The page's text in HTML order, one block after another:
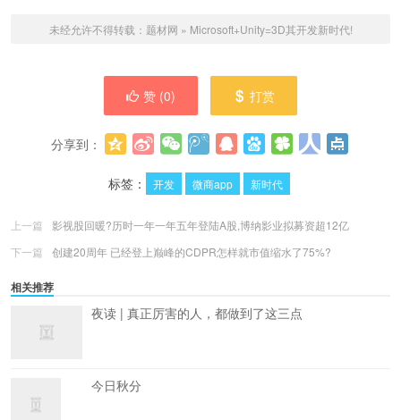
未经允许不得转载： 题材网 » Microsoft+Unity=3D其开发新时代!
赞 (0) 打赏
分享到：
标签：
开发 微商app 新时代
上一篇
影视股回暖?历时一年一年五年登陆A股,博纳影业拟募资超12亿
下一篇
创建20周年 已经登上巅峰的CDPR怎样就市值缩水了75%?
相关推荐
夜读 | 真正厉害的人，都做到了这三点
今日秋分